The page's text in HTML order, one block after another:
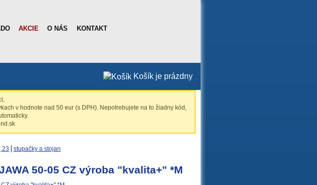
AKCIE O NÁS KONTAKT
Košík je prázdny
v hodnote nad 50 eur (s DPH). Nepotrebujete na to žiadny kód,
stupačky a stojan
50-05 CZ výroba "kvalita+" *M